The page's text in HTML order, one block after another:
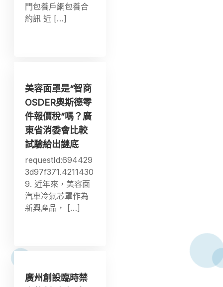
門包養戶網包養合
約訊 近 […]
美容面罩是“智商
OSDER奧斯德零
件報價稅”嗎？廣
東省消委會比較
試驗給出謎底
requestId:694429
3d97f371.4211430
9. 近年來，美容面
汽車冷氣芯罩作為
新興產品， […]
廣州創設臨時禁